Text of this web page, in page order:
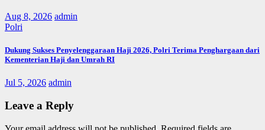
Aug 8, 2026 admin
Polri
Dukung Sukses Penyelenggaraan Haji 2026, Polri Terima Penghargaan dari
Kementerian Haji dan Umrah RI
Jul 5, 2026 admin
Leave a Reply